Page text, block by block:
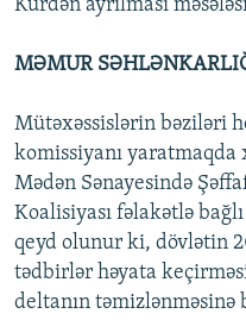
Kürdən ayrılması
MƏMUR
Mütəxəssislərin bəziləri
komissiyanı
Mədən Sənayesində
Koalisiyası fəlakətlə
qeyd olunur ki, dövlətin
tədbirlər həyata
deltanın təmizlənməsinə